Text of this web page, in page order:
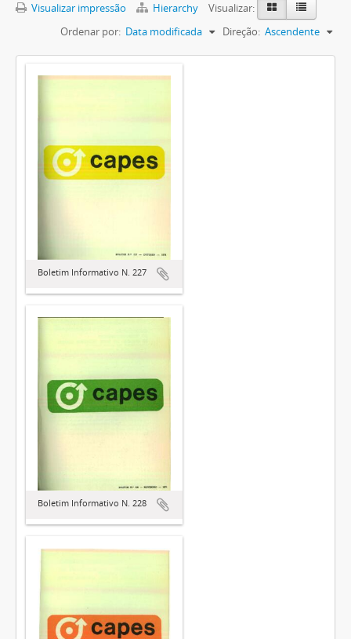
Visualizar impressão Hierarchy
Visualizar:
Ordenar por: Data modificada Direção: Ascendente
Boletim Informativo N. 227
Boletim Informativo N. 228